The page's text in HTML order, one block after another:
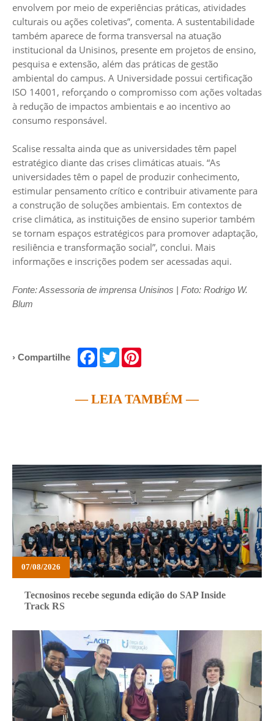
envolvem por meio de experiências práticas, atividades
culturais ou ações coletivas”, comenta. A sustentabilidade
também aparece de forma transversal na atuação
institucional da Unisinos, presente em projetos de ensino,
pesquisa e extensão, além das práticas de gestão
ambiental do campus. A Universidade possui certificação
ISO 14001, reforçando o compromisso com ações voltadas
à redução de impactos ambientais e ao incentivo ao
consumo responsável.
Scalise ressalta ainda que as universidades têm papel
estratégico diante das crises climáticas atuais. “As
universidades têm o papel de produzir conhecimento,
estimular pensamento crítico e contribuir ativamente para
a construção de soluções ambientais. Em contextos de
crise climática, as instituições de ensino superior também
se tornam espaços estratégicos para promover adaptação,
resiliência e transformação social”, conclui. Mais
informações e inscrições podem ser acessadas aqui.
Fonte: Assessoria de imprensa Unisinos | Foto: Rodrigo W.
Blum
› Compartilhe Facebook
Twitter
— LEIA TAMBÉM —
07/08/2026
Tecnosinos recebe segunda edição do SAP Inside
Track RS